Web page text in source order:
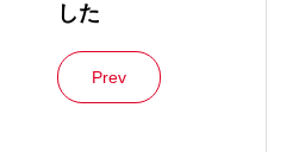
した
Prev